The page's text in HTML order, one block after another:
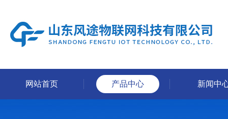
网站首页 产品中心 新闻中